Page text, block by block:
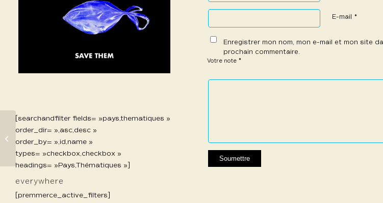
[searchandfilter fields= »pays,thematiques »
order_dir= »,asc,desc »
order_by= »,id,name »
types= »checkbox,checkbox »
headings= »Pays,Thématiques »]
everywhere
[premmerce_active_filters]
E-mail *
Enregistrer mon nom, mon e-mail et mon site
prochain commentaire.
Votre note *
1 étoile
2 étoiles
3 étoiles
4 étoiles
5 étoiles